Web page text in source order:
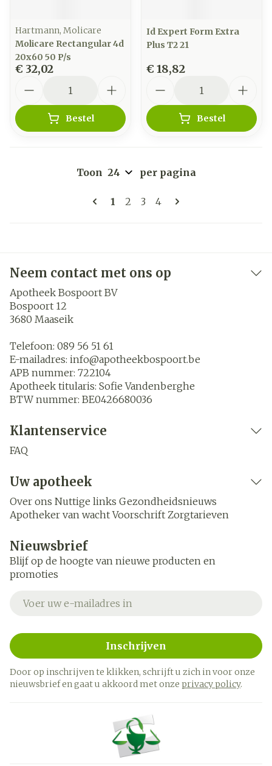
Hartmann, Molicare
Molicare Rectangular 4d
20x60 50 P/s
€ 32,02
Bestel
Id Expert Form Extra
Plus T2 21
€ 18,82
Bestel
Pagina's
U lees momenteel pagina
1 Pagina
2 Pagina
3 Pagina
4
Toon per pagina
Neem contact met ons op
Apotheek Bospoort BV
Bospoort 12
3680 Maaseik
Telefoon: 089 56 51 61
E-mailadres: info@apotheekbospoort.be
APB nummer: 722104
Apotheek titularis: Sofie Vandenberghe
BTW nummer: BE0426680036
Klantenservice
FAQ
Uw apotheek
Over ons Nuttige links Gezondheidsnieuws
Apotheker van wacht Voorschrift Zorgtarieven
Nieuwsbrief
Blijf op de hoogte van nieuwe producten en
promoties
Inschrijven
Door op inschrijven te klikken, schrijft u zich in voor onze
nieuwsbrief en gaat u akkoord met onze privacy policy.